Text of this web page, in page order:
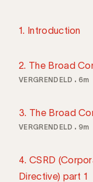
1. Introduction
2. The Broad
VERGRENDELD 6m
3. The Broad
VERGRENDELD 9m
4. CSRD
Directive) part 1